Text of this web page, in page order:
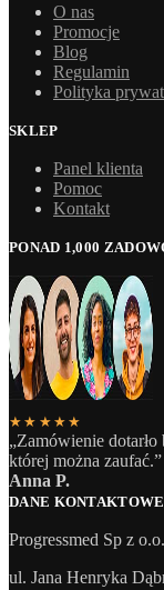
O nas
Promocje
Blog
Regulamin
Polityka
SKLEP
Panel klienta
Pomoc
Kontakt
PONAD 1,000
★★★★★
„Zamówienie
której można zaufać.”
Anna P.
DANE KONTAKTOWE
Progressmed Sp z o.o.
ul. Jana Henryka